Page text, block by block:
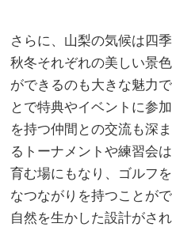
さらに、山梨の気候は四
秋冬それぞれの美しい景
ができるのも大きな魅力
とで特典やイベントに参
を持つ仲間との交流も深
るトーナメントや練習会
育む場にもなり、ゴルフ
なつながりを持つことが
自然を生かした設計がさ